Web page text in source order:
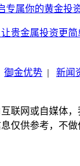
专属你的黄金投
贵金属投资更简
御金优势 | 新闻
联网或自媒体
仅供参考，不